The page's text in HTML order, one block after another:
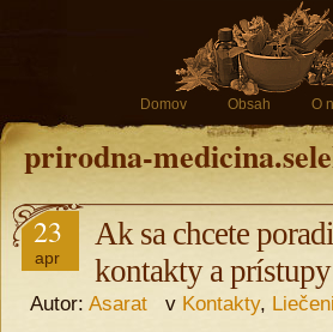
Domov Obsah O
prirodna-
23
apr
Ak sa chcete
kontakty a prístupy
Autor: Asarat v Kontakty,